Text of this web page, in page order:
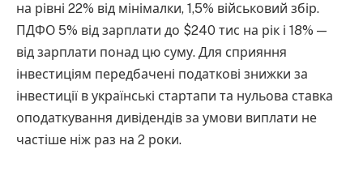
на рівні 22% від мінімалки, 1,5% військовий збір.
ПДФО 5% від зарплати до $240 тис на рік і 18% —
від зарплати понад цю суму. Для сприяння
інвестиціям передбачені податкові знижки за
інвестиції в українські стартапи та нульова ставка
оподаткування дивідендів за умови виплати не
частіше ніж раз на 2 роки.